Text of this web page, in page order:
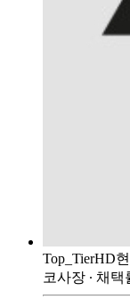
Top_TierHD
코사장 ∙ 채택